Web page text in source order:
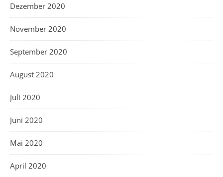
Dezember 2020
November 2020
September 2020
August 2020
Juli 2020
Juni 2020
Mai 2020
April 2020